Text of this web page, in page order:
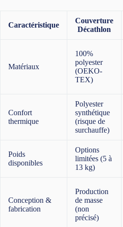
Caractéristique
Couverture
Décathlon
Matériaux
100%
polyester
(OEKO-
TEX)
Confort
thermique
Polyester
synthétique
(risque de
surchauffe)
Poids
disponibles
Options
limitées (5 à
13 kg)
Conception &
fabrication
Production
de masse
(non
précisé)